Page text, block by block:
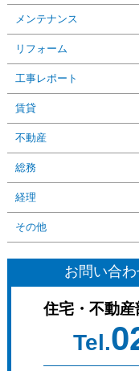
メンテナンス
リフォーム
工事レポート
賃貸
不動産
総務
経理
その他
お問い合
住宅・不動産
Tel.